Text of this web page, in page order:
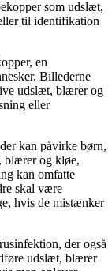
som udslæt,
til identifikation
en
Billederne
udslæt, blærer og
eller
kan påvirke børn,
blærer og kløe,
kan omfatte
skal være
hvis de mistænker
der også
udslæt, blærer